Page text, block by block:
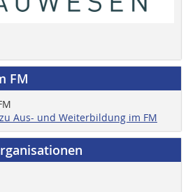
FM
Aus- und Weiterbildung im FM